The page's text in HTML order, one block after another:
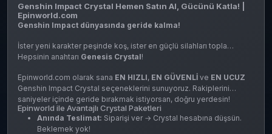
Genshin Impact Crystal Hemen Satın Al, Gücünü Katla! |
Epinworld.com
Genshin Impact dünyasında geride kalma!
İster yeni karakter peşinde koş, ister en güçlü silahları topla…
Hepsinin anahtarı Genesis Crystal!
Epinworld.com olarak sana EN HIZLI, EN GÜVENLİ ve EN UCUZ
Genshin Impact Crystal seçeneklerini sunuyoruz. Rakiplerini
saniyeler içinde geride bırakmak istiyorsan, doğru yerdesin!
Epinworld ile Avantajlı Crystal Paketleri
Anında Teslimat: Siparişi ver → Crystal hesabına düşsün.
Beklemek yok!